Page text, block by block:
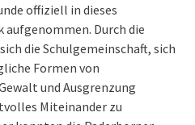
offiziell in dieses
Durch die
die Schulgemeinschaft, sich
Formen von
und Ausgrenzung
Miteinander zu